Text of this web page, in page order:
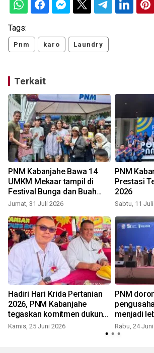
Tags:
Pnm karo Laundry
Terkait
PNM Kabanjahe Bawa 14
UMKM Mekaar tampil di
Festival Bunga dan Buah
Karo, dorong produk lokal
Jumat, 31 Juli 2026
PNM
Prestasi
2026
Sabtu, 11
Hadiri Hari Krida Pertanian
2026, PNM Kabanjahe
tegaskan komitmen dukung
petani dan UMKM Karo
Kamis, 25 Juni 2026
PNM
menjadi
dan siap
Rabu, 24